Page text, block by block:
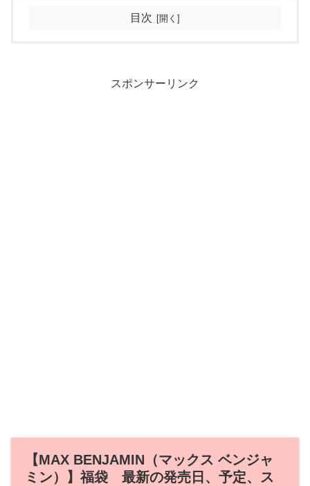
目次
スポンサーリンク
【MAX BENJAMIN（マックス ベンジャ
ミン）】福袋 最新の発売日、予定、ス